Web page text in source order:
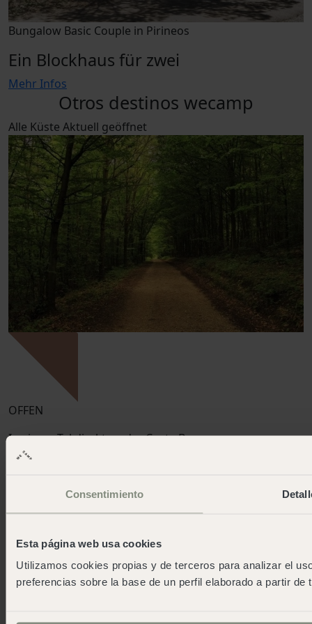
Consentimiento
Esta página web usa cookies
Utilizamos cookies propias y de terceros para analizar el
preferencias sobre la base de un perfil elaborado a partir
Bungalow Basic Couple in Pirineos
Ein Blockhaus für zwei
Mehr Infos
Otros destinos wecamp
Alle Küste Aktuell geöffnet
OFFEN
In einem Tal direkt an der Costa Brava
Santa Cristina
Mehr Infos